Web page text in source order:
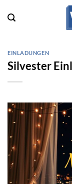
Inhalt
EINLADUNGEN
Silvester